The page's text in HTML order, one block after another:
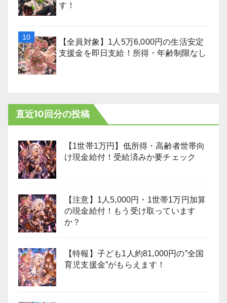
す！
【全員対象】1人5万6,000円の生活安定
支援金を即日支給！所得・年齢制限なし
直近10回分の投稿
【1世帯1万円】低所得・高齢者世帯向
け現金給付！受給済みか要チェック
【注意】1人5,000円・1世帯1万円加算
の現金給付！もう受け取っています
か？
【特報】子ども1人約81,000円の”全国
育児支援金”がもらえます！